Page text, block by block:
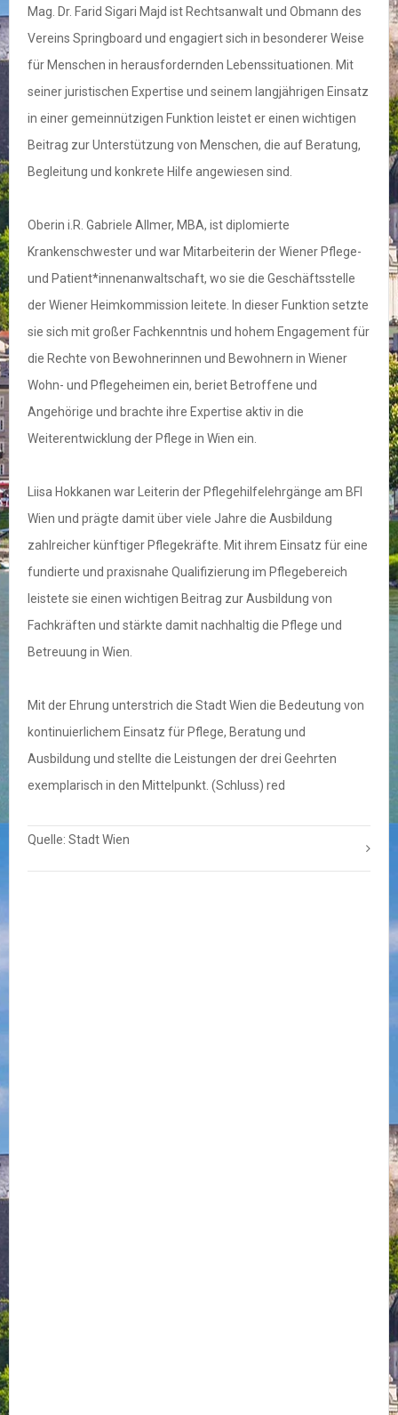
Mag. Dr. Farid Sigari Majd ist Rechtsanwalt und Obmann des
Vereins Springboard und engagiert sich in besonderer Weise
für Menschen in herausfordernden Lebenssituationen. Mit
seiner juristischen Expertise und seinem langjährigen Einsatz
in einer gemeinnützigen Funktion leistet er einen wichtigen
Beitrag zur Unterstützung von Menschen, die auf Beratung,
Begleitung und konkrete Hilfe angewiesen sind.
Oberin i.R. Gabriele Allmer, MBA, ist diplomierte
Krankenschwester und war Mitarbeiterin der Wiener Pflege-
und Patient*innenanwaltschaft, wo sie die Geschäftsstelle
der Wiener Heimkommission leitete. In dieser Funktion setzte
sie sich mit großer Fachkenntnis und hohem Engagement für
die Rechte von Bewohnerinnen und Bewohnern in Wiener
Wohn- und Pflegeheimen ein, beriet Betroffene und
Angehörige und brachte ihre Expertise aktiv in die
Weiterentwicklung der Pflege in Wien ein.
Liisa Hokkanen war Leiterin der Pflegehilfelehrgänge am BFI
Wien und prägte damit über viele Jahre die Ausbildung
zahlreicher künftiger Pflegekräfte. Mit ihrem Einsatz für eine
fundierte und praxisnahe Qualifizierung im Pflegebereich
leistete sie einen wichtigen Beitrag zur Ausbildung von
Fachkräften und stärkte damit nachhaltig die Pflege und
Betreuung in Wien.
Mit der Ehrung unterstrich die Stadt Wien die Bedeutung von
kontinuierlichem Einsatz für Pflege, Beratung und
Ausbildung und stellte die Leistungen der drei Geehrten
exemplarisch in den Mittelpunkt. (Schluss) red
Quelle: Stadt Wien